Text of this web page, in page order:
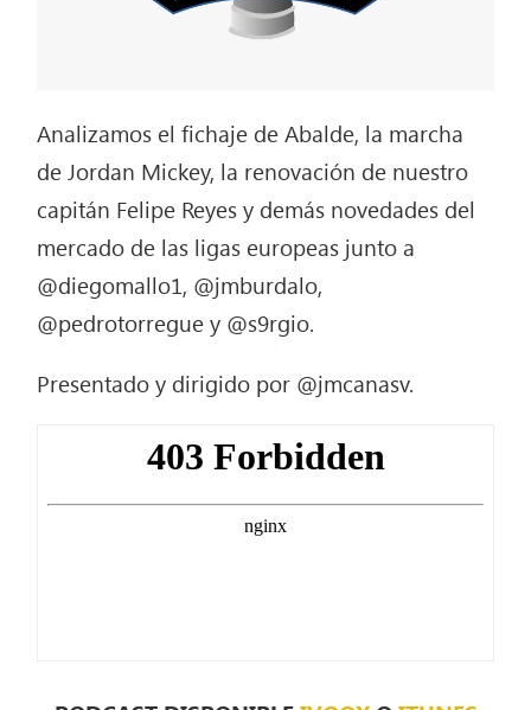
Analizamos el fichaje de Abalde, la marcha
de Jordan Mickey, la renovación de nuestro
capitán Felipe Reyes y demás novedades del
mercado de las ligas europeas junto a
@diegomallo1, @jmburdalo,
@pedrotorregue y @s9rgio.
Presentado y dirigido por @jmcanasv.